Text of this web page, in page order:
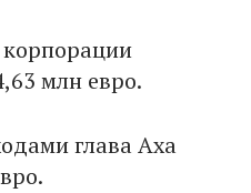
корпорации
млн евро.
глава Axa